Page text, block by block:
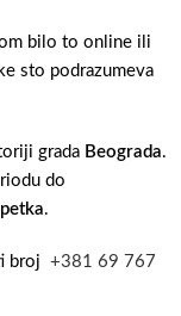
bilo to online ili
sto podrazumeva
grada Beograda.
do
petka.
broj +381 69 767